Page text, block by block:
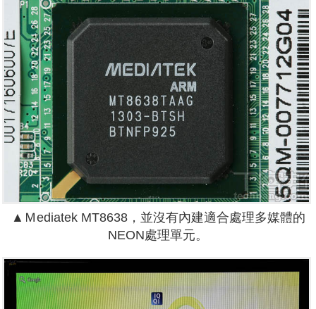
▲Ｍediatek MT8638，並沒有內建適合處理多媒體的
NEON處理單元。